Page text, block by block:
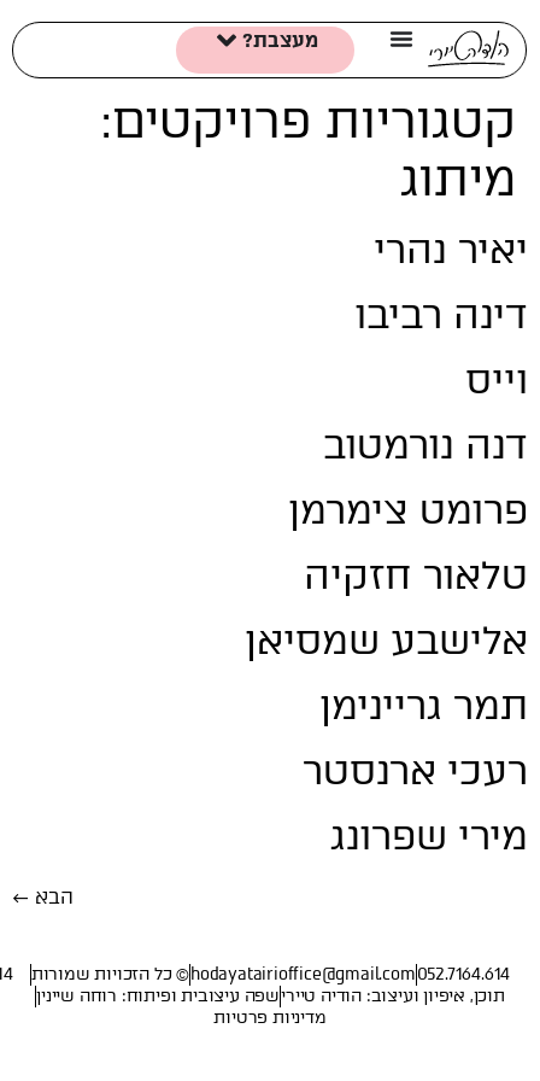
מעצבת?
קטגוריות פרויקטים:
מיתוג
יאיר נהרי
דינה רביבו
וייס
דנה נורמטוב
פרומט צימרמן
טלאור חזקיה
אלישבע שמסיאן
תמר גריינימן
רעכי ארנסטר
מירי שפרונג
הבא ←
052.7164.614
hodayatairioffice@gmail.com© כל הזכויות שמורות
תוכן, איפיון ועיצוב: הודיה טיירישפה עיצובית ופיתוח: רוחה שיינין
מדיניות פרטיות